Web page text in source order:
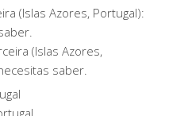
(Islas Azores, Portugal):